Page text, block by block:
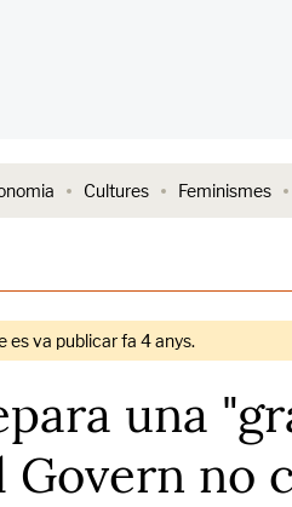
Cultures Feminismes
es va publicar fa 4 anys.
una
no